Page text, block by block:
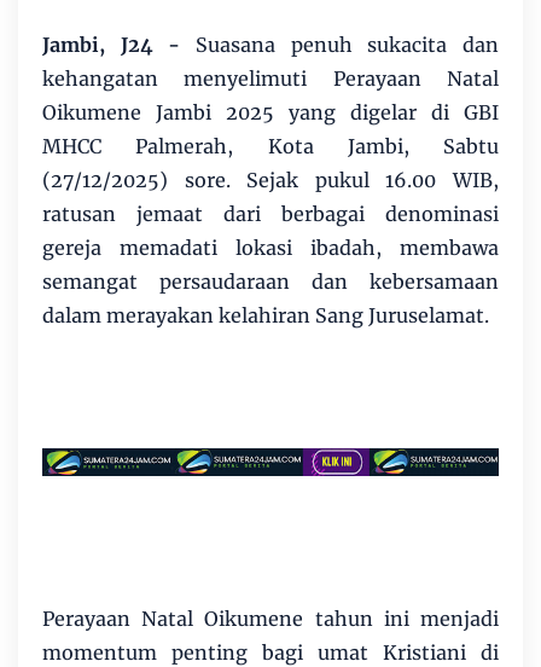
Jambi, J24 - Suasana penuh sukacita dan
kehangatan menyelimuti Perayaan Natal
Oikumene Jambi 2025 yang digelar di GBI
MHCC Palmerah, Kota Jambi, Sabtu
(27/12/2025) sore. Sejak pukul 16.00 WIB,
ratusan jemaat dari berbagai denominasi
gereja memadati lokasi ibadah, membawa
semangat persaudaraan dan kebersamaan
dalam merayakan kelahiran Sang Juruselamat.
Perayaan Natal Oikumene tahun ini menjadi
momentum penting bagi umat Kristiani di